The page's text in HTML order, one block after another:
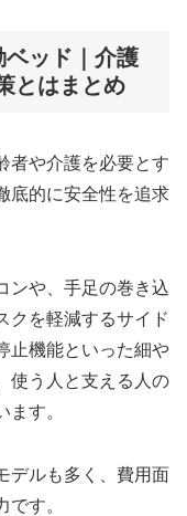
ッド｜介護
とはまとめ
者や介護を必要とす
底的に安全性を追求
ンや、手足の巻き込
クを軽減するサイド
止機能といった細や
使う人と支える人の
す。
デルも多く、費用面
す。